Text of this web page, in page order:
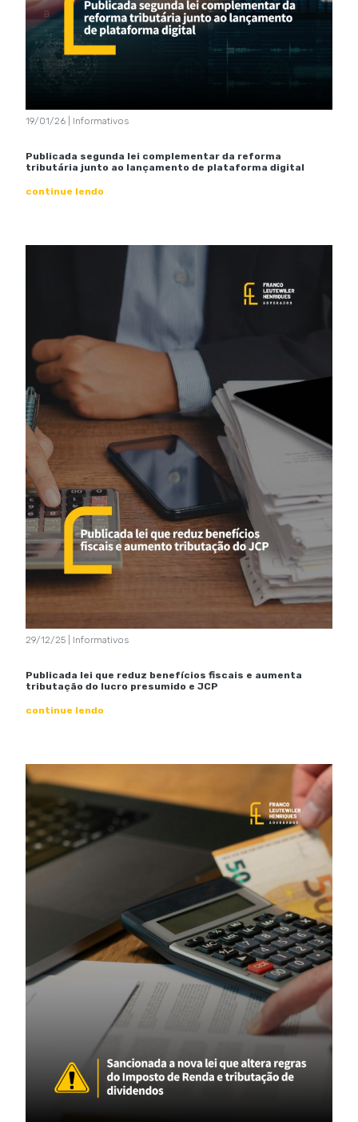
19/01/26 | Informativos
Publicada segunda lei complementar da reforma
tributária junto ao lançamento de plataforma digital
continue lendo
29/12/25 | Informativos
Publicada lei que reduz benefícios fiscais e aumenta
tributação do lucro presumido e JCP
continue lendo